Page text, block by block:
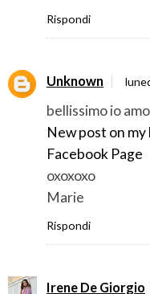
Rispondi
Unknown
bellissimo io
New post on my
Facebook Page
oxoxoxo
Marie
Rispondi
Irene De Giorgio